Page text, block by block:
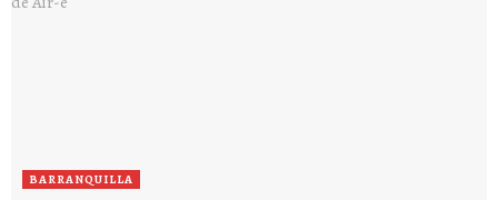
BARRANQUILLA